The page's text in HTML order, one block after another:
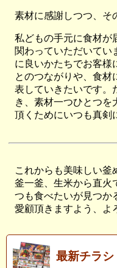
素材に感謝しつつ、そ
私どもの手元に食材が
関わっていただいてい
に良いかたちでお客様
とのつながりや、食材
表していきたいです。
き、素材一つひとつを
頂くためにいつも真剣
これからも美味しい釜
釜一釜、生米から直火
つも食べたいが見つか
愛顧頂きますよう、よ
最新チラシ